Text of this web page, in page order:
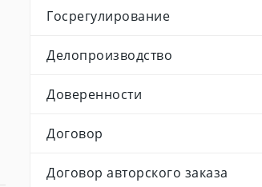
Госрегулирование
Делопроизводство
Доверенности
Договор
Договор авторского заказа